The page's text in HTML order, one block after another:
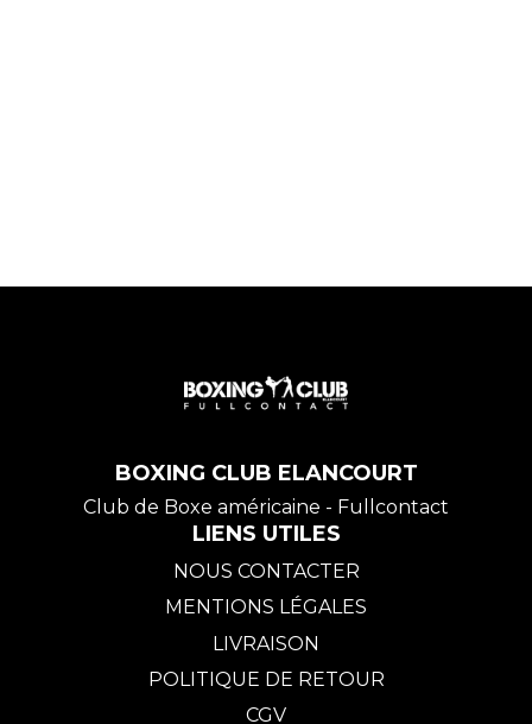
BOXING CLUB ELANCOURT
Club de Boxe américaine - Fullcontact
LIENS UTILES
NOUS CONTACTER
MENTIONS LÉGALES
LIVRAISON
POLITIQUE DE RETOUR
CGV